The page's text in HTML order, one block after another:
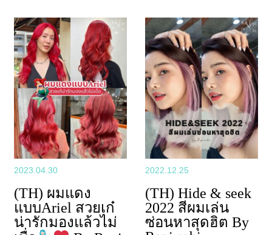
2023.04.30
(TH) ผมแดง
แบบAriel สวยเก๋
น่ารักมองแล้วไม่
2022.12.25
(TH) Hide & seek
2022 สีผมเล่น
ซ่อนหาสุดฮิต By